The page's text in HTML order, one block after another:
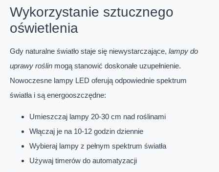
Wykorzystanie sztucznego
oświetlenia
Gdy naturalne światło staje się niewystarczające, lampy do
uprawy roślin mogą stanowić doskonałe uzupełnienie.
Nowoczesne lampy LED oferują odpowiednie spektrum
światła i są energooszczędne:
Umieszczaj lampy 20-30 cm nad roślinami
Włączaj je na 10-12 godzin dziennie
Wybieraj lampy z pełnym spektrum światła
Używaj timerów do automatyzacji